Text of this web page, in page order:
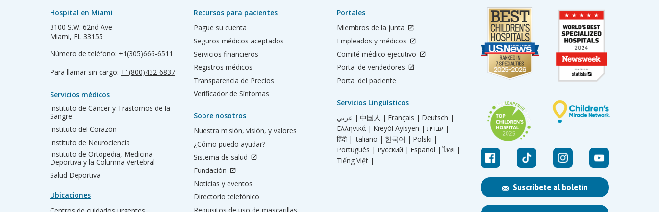
Suscríbete al boletín
Hospital en Miami
3100 S.W. 62nd Ave
Miami, FL 33155
Número de teléfono: +1(305)666-6511
Para llamar sin cargo: +1(800)432-6837
Servicios médicos
Instituto de Cáncer y Trastornos de la
Sangre
Instituto del Corazón
Instituto de Neurociencia
Instituto de Ortopedia, Medicina
Deportiva y la Columna Vertebral
Salud Deportiva
Ubicaciones
Centros de cuidados urgentes
Recursos para pacientes
Pague su cuenta
Seguros médicos aceptados
Servicios financieros
Registros médicos
Transparencia de Precios
Verificador de Síntomas
Sobre nosotros
Nuestra misión, visión, y valores
¿Cómo puedo ayudar?
Sistema de salud
Fundación
Noticias y eventos
Directorio telefónico
Requisitos de uso de mascarillas
Portales
Miembros de la junta
Empleados y médicos
Comité médico ejecutivo
Portal de vendedores
Portal del paciente
Servicios Lingüísticos
عربي | 中国人 | Français | Deutsch |
Ελληνικά | Kreyòl Ayisyen |
עברית |
हिंदी | Italiano | 한국어 | Polski |
Português | Русский | Español | ไทย |
Tiếng Việt |